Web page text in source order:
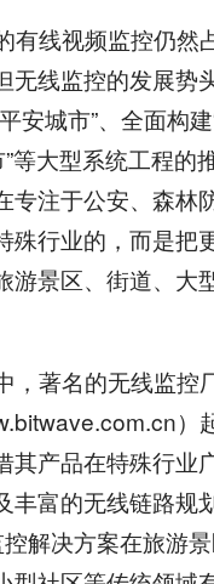
有线视频监控仍然
无线监控的发展势
安城市”、全面构
”等大型系统工程的
专注于公安、森林
殊行业的，而是把
游景区、街道、大
，著名的无线监控
）
其产品在特殊行业
丰富的无线链路规
解决方案在旅游